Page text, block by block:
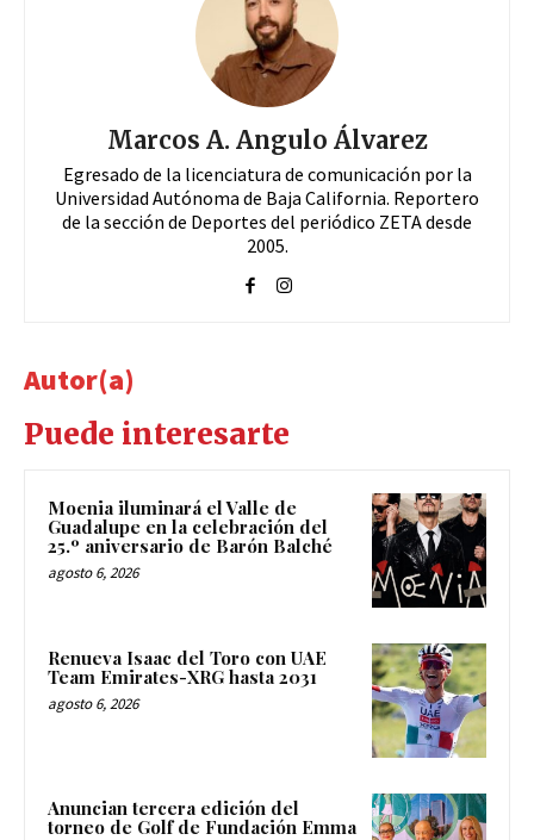
Marcos A. Angulo Álvarez
Egresado de la licenciatura de comunicación por la
Universidad Autónoma de Baja California. Reportero
de la sección de Deportes del periódico ZETA desde
2005.
Autor(a)
Puede interesarte
Moenia iluminará el Valle de
Guadalupe en la celebración del
25.º aniversario de Barón Balché
agosto 6, 2026
Renueva Isaac del Toro con UAE
Team Emirates-XRG hasta 2031
agosto 6, 2026
Anuncian tercera edición del
torneo de Golf de Fundación Emma